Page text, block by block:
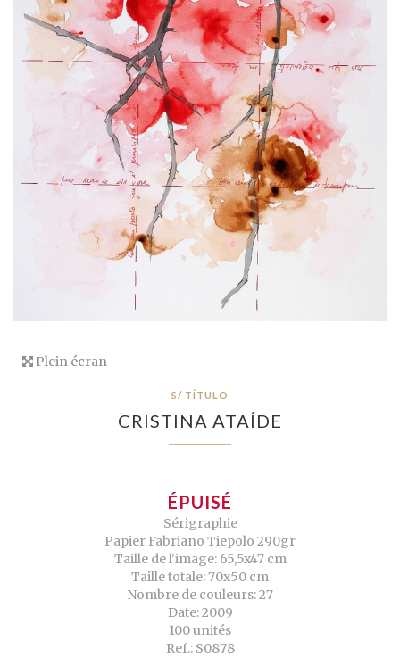
Plein écran
S/ TÍTULO
CRISTINA ATAÍDE
ÉPUISÉ
Sérigraphie
Papier Fabriano Tiepolo 290gr
Taille de l'image: 65,5x47 cm
Taille totale: 70x50 cm
Nombre de couleurs: 27
Date: 2009
100 unités
Ref.: S0878